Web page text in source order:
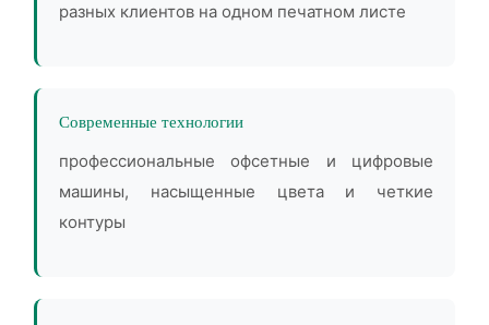
разных клиентов на одном печатном листе
Современные технологии
профессиональные офсетные и цифровые
машины, насыщенные цвета и четкие
контуры